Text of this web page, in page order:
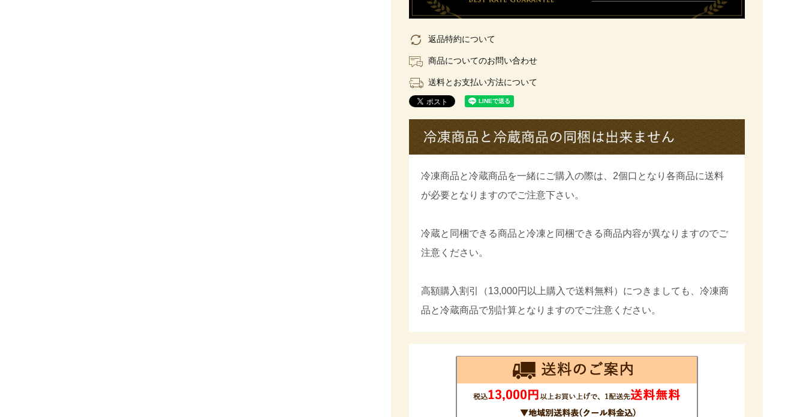
返品特約について
商品についてのお問い合わせ
送料とお支払い方法について
冷凍商品と冷蔵商品を一緒にご購入の際は、2個口となり各商品に送料
が必要となりますのでご注意下さい。
冷蔵と同梱できる商品と冷凍と同梱できる商品内容が異なりますのでご
注意ください。
高額購入割引（13,000円以上購入で送料無料）につきましても、冷凍商
品と冷蔵商品で別計算となりますのでご注意ください。